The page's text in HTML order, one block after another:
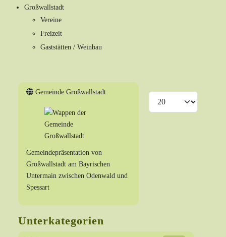
Großwallstadt
Vereine
Freizeit
Gaststätten / Weinbau
Gemeinde Großwallstadt
Gemeindepräsentation von
Großwallstadt am Bayrischen
Untermain zwischen Odenwald und
Spessart
Unterkategorien